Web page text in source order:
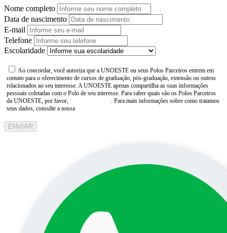
Nome completo
Data de nascimento
E-mail
Telefone
Escolaridade
Ao concordar, você autoriza que a UNOESTE ou seus Polos Parceiros entrem em
contato para o oferecimento de cursos de graduação, pós-graduação, extensão ou outros
relacionados ao seu interesse. A UNOESTE apenas compartilha as suas informações
pessoais coletadas com o Polo de seu interesse. Para saber quais são os Polos Parceiros
da UNOESTE, por favor,
. Para mais informações sobre como tratamos
seus dados, consulte a nossa
ENVIAR